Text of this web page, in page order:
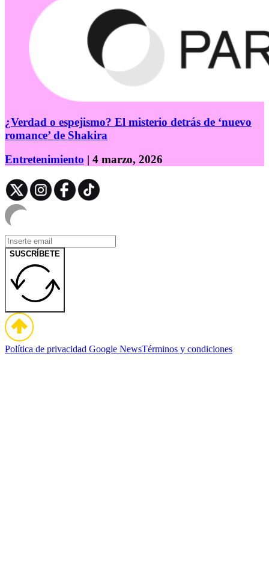
¿Verdad o espejismo? El misterio detrás de ‘nuevo
romance’ de Shakira
Entretenimiento | 4 marzo, 2026
SUSCRÍBETE
Política de privacidad Google NewsTérminos y condiciones